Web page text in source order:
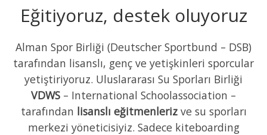
Eğitiyoruz, destek oluyoruz
Alman Spor Birliği (Deutscher Sportbund – DSB)
tarafından lisanslı, genç ve yetişkinleri sporcular
yetiştiriyoruz. Uluslararası Su Sporları Birliği
VDWS – International Schoolassociation –
tarafından lisanslı eğitmenlerizve su sporları
merkezi yöneticisiyiz. Sadece kiteboarding